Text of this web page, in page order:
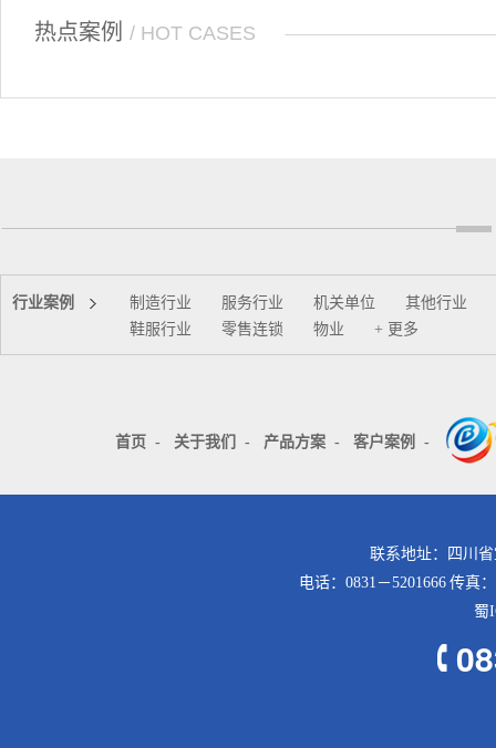
热点案例 / HOT CASES
行业案例 制造行业 服务行业 机关单位
其他行业
鞋服行业
零售连锁 物业 + 更多
首页 - 关于我们 - 产品方案 - 客户案例 -
联系地址：四川
电话：0831－5201666 传真
蜀